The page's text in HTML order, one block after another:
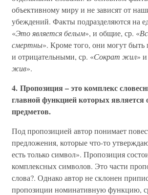
объективному миру и не зависят от
убеждений. Факты подразделяются на
«Это является белым», и общие, ср. «
смертны». Кроме того, они могут
и отрицательными, ср. «Сократ жил»
жив».
4. Пропозиция – это комплекс
главной функцией которых является
предметов.
Под пропозицией автор понимает
предложения, которые что-то
есть только символ». Пропозиция
комплексных символов. Это части
слова?. Однако автор не склонен
пропозиции номинативную функцию,